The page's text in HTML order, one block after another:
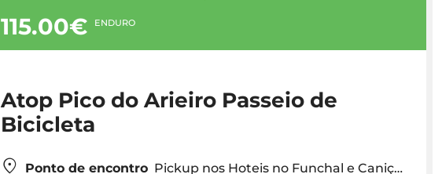
115.00€ ENDURO
Atop Pico do Arieiro Passeio de
Bicicleta
Ponto de encontro Pickup nos Hoteis no Funchal e Caniço (hora exata do pickup sera fornecida dependendo da localização do hotel) O Ponto de Encontro no Caniço (Endereço: Caminho Cais da Oliveira 11A, 9125-028 Caniço de Baixo) Caniço